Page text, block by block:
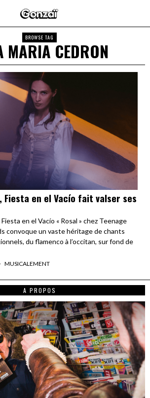
BROWSE TAG
MARIA CEDRON
Fiesta en el Vacío fait valser ses
en el Vacío « Rosal » chez Teenage
convoque un vaste héritage de chants
du flamenco à l’occitan, sur fond de
MUSICALEMENT
A PROPOS